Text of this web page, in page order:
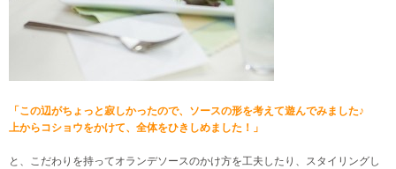
「この辺がちょっと寂しかったので、ソースの形を考えて遊んでみました♪
上からコショウをかけて、全体をひきしめました！」
と、こだわりを持ってオランデソースのかけ方を工夫したり、 スタイリングし